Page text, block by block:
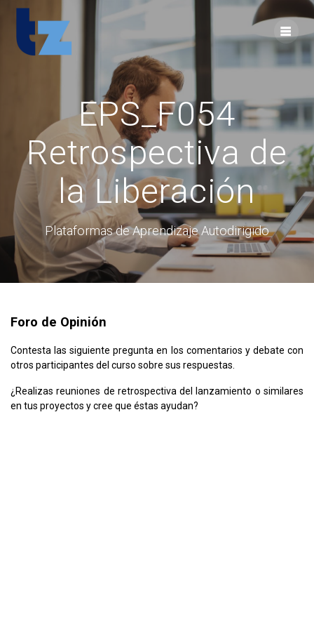
EPS_F054
Retrospectiva de
la Liberación
Plataformas de Aprendizaje Autodirigido
Foro de Opinión
Contesta las siguiente pregunta en los comentarios y debate con
otros participantes del curso sobre sus respuestas.
¿Realizas reuniones de retrospectiva del lanzamiento o similares
en tus proyectos y cree que éstas ayudan?